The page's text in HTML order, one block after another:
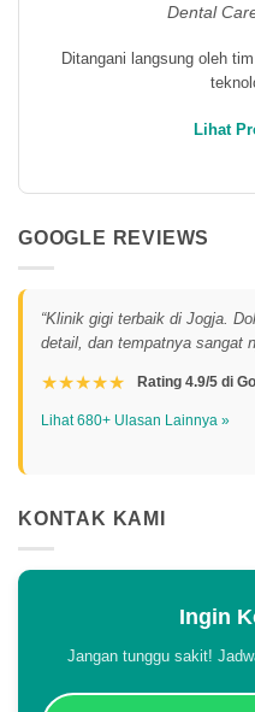
Dental
Ditangani langsung oleh
Lihat
GOOGLE REVIEWS
“Klinik gigi terbaik di Jogja.
detail, dan tempatnya sangat
★★★★★ Rating 4.9/5 di
Lihat 680+ Ulasan Lainnya »
KONTAK KAMI
Ingin
Jangan tunggu sakit!